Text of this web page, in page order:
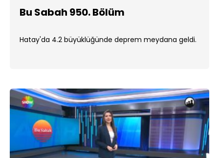
Bu Sabah 950. Bölüm
Hatay'da 4.2 büyüklüğünde deprem meydana geldi.